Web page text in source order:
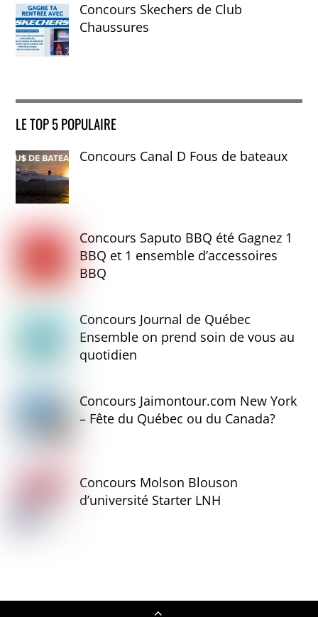
Concours Skechers de Club
Chaussures
LE TOP 5 POPULAIRE
Concours Canal D Fous de bateaux
Concours Saputo BBQ été Gagnez 1
BBQ et 1 ensemble d’accessoires
BBQ
Concours Journal de Québec
Ensemble on prend soin de vous au
quotidien
Concours Jaimontour.com New York
– Fête du Québec ou du Canada?
Concours Molson Blouson
d’université Starter LNH